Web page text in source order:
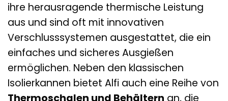
ihre herausragende thermische Leistung
aus und sind oft mit innovativen
Verschlusssystemen ausgestattet, die ein
einfaches und sicheres Ausgießen
ermöglichen. Neben den klassischen
Isolierkannen bietet Alfi auch eine Reihe von
Thermoschalen und Behältern an, die